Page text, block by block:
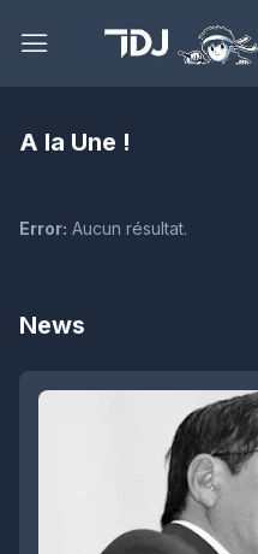
A la Une !
Error: Aucun résultat.
News